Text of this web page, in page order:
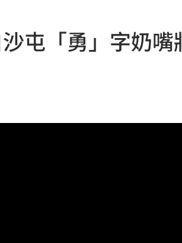
厚任女友發聲了
二審下場慘 11:56
：要做最強後盾
崩潰大哭
這裡」出狀況 11:48
屯「勇」字奶